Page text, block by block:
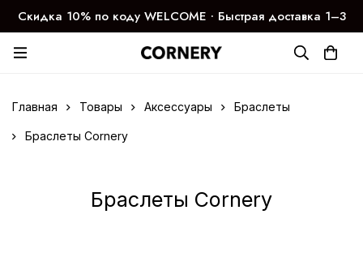
Скидка 10% по коду WELCOME ∙ Быстрая доставка 1–3
дня
Главная Товары Аксессуары Браслеты
Браслеты Cornery
Браслеты Cornery